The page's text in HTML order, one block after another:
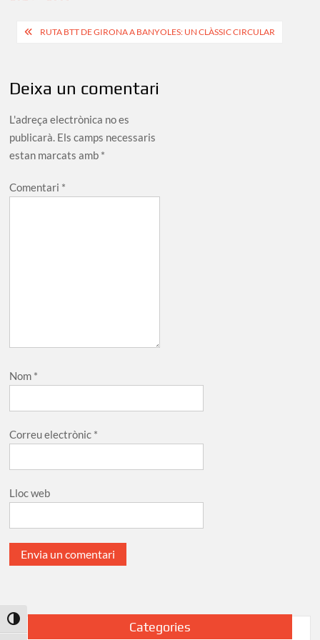
Toggle High Contrast
Navegació
RUTA BTT DE GIRONA A BANYOLES: UN CLÀSSIC CIRCULAR
Deixa un comentari
L'adreça electrònica no es
publicarà. Els camps necessaris
estan marcats amb *
Comentari *
Nom *
Correu electrònic *
Lloc web
Categories